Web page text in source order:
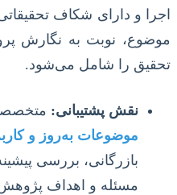
اجرا و دارای شکاف
موضوع، نوبت به نگارش
تحقیق را شامل می‌شود.
نقش پشتیبانی:
موضوعات به‌روز و
بازرگانی، بررسی
مسئله و اهداف